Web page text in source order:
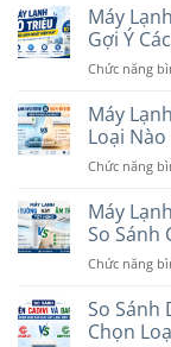
Máy
Gợi Ý
Chức năng
Máy
Loại
Chức năng
Máy
So Sánh
Chức năng
So Sánh
Chọn